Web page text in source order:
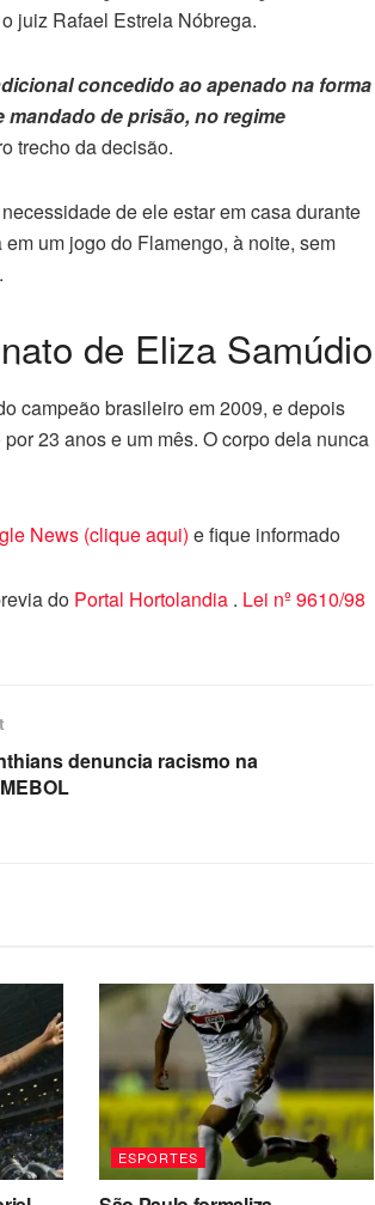
juiz Rafael Estrela Nóbrega.
concedido ao apenado na forma
de prisão, no regime
trecho da decisão.
de ele estar em casa durante
um jogo do Flamengo, à noite, sem
de Eliza Samúdio
campeão brasileiro em 2009, e depois
23 anos e um mês. O corpo dela nunca
News (clique aqui) e fique informado
do Portal Hortolandia . Lei nº 9610/98
denuncia racismo na
ESPORTES